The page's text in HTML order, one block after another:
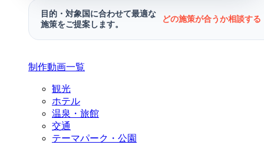
目的・対象国に合わせて最適な
施策をご提案します。
どの施策が合うか相談す
制作動画一覧
観光
ホテル
温泉・旅館
交通
テーマパーク・公園